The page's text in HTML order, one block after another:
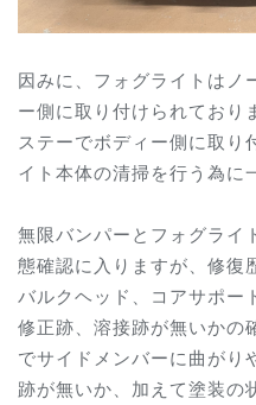
因みに、フォグライトはノ
ー側に取り付けられており
ステーでボディー側に取り
イト本体の清掃を行う為に
無限バンパーとフォグライ
態確認に入りますが、修復
バルクヘッド、コアサポー
修正跡、溶接跡が無いかの
でサイドメンバーに曲がり
跡が無いか、加えて塗装の